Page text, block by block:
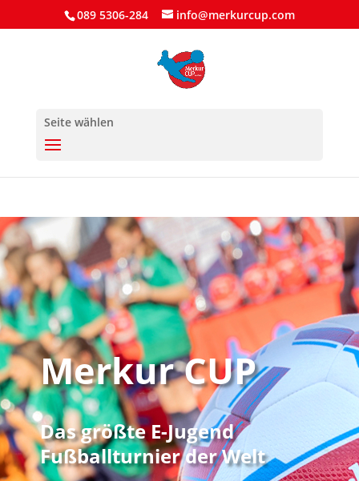
089 5306-284 info@merkurcup.com
Seite wählen
Merkur CUP
Das größte E-Jugend
Fußballturnier der Welt